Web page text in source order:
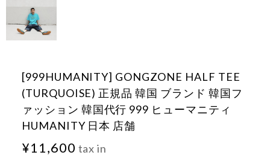
[999HUMANITY] GONGZONE HALF TEE
(TURQUOISE) 正規品 韓国 ブランド 韓国フ
ァッション 韓国代行 999 ヒューマニティ
HUMANITY 日本 店舗
¥11,600 tax in